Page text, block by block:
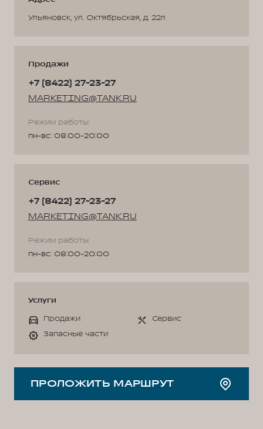
Ульяновск, ул. Октябрьская, д. 22л
Продажи
+7 (8422) 27-23-27
MARKETING@TANK.RU
Режим работы:
пн-вс: 08:00-20:00
Сервис
+7 (8422) 27-23-27
MARKETING@TANK.RU
Режим работы:
пн-вс: 08:00-20:00
Услуги
Продажи
Сервис
Запасные части
ПРОЛОЖИТЬ МАРШРУТ